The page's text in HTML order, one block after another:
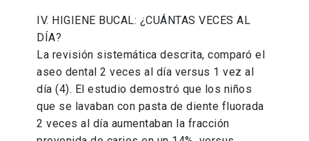
IV. HIGIENE BUCAL: ¿CUÁNTAS VECES AL
DÍA?
La revisión sistemática descrita, comparó el
aseo dental 2 veces al día versus 1 vez al
día (4). El estudio demostró que los niños
que se lavaban con pasta de diente fluorada
2 veces al día aumentaban la fracción